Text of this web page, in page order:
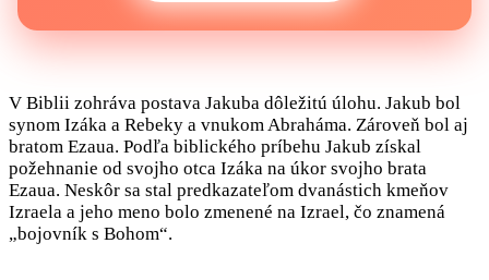
V Biblii zohráva postava Jakuba dôležitú úlohu. Jakub bol
synom Izáka a Rebeky a vnukom Abraháma. Zároveň bol aj
bratom Ezaua. Podľa biblického príbehu Jakub získal
požehnanie od svojho otca Izáka na úkor svojho brata
Ezaua. Neskôr sa stal predkazateľom dvanástich kmeňov
Izraela a jeho meno bolo zmenené na Izrael, čo znamená
„bojovník s Bohom“.